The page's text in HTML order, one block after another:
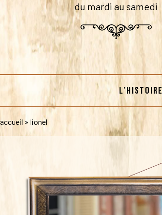
du mardi au samedi
L’HISTOIRE
accueil » lionel